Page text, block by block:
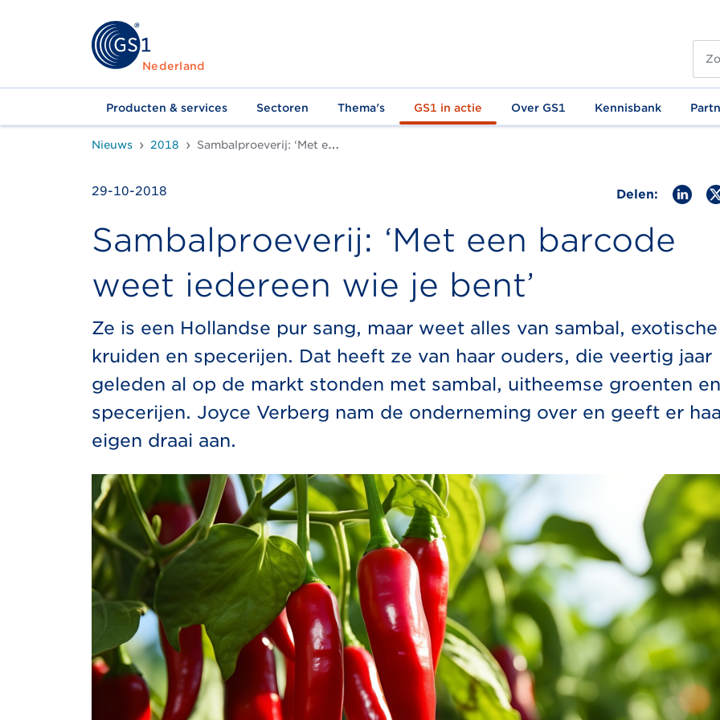
Nederland
Producten & services Sectoren Thema's GS1 in actie Over GS1 Kennisbank
Nieuws 2018 Sambalproeverij: ‘Met een barcode weet iedereen wie je bent’
29-10-2018 Delen:
Sambalproeverij: ‘Met een barcode
weet iedereen wie je bent’
Ze is een Hollandse pur sang, maar weet alles van sambal, exotische
kruiden en specerijen. Dat heeft ze van haar ouders, die veertig jaar
geleden al op de markt stonden met sambal, uitheemse groenten en
specerijen. Joyce Verberg nam de onderneming over en geeft er
eigen draai aan.